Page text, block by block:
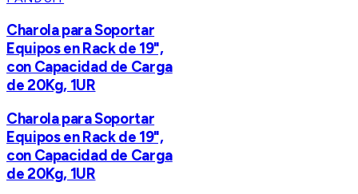
Charola para Soportar
Equipos en Rack de 19",
con Capacidad de Carga
de 20Kg, 1UR
Charola para Soportar
Equipos en Rack de 19",
con Capacidad de Carga
de 20Kg, 1UR